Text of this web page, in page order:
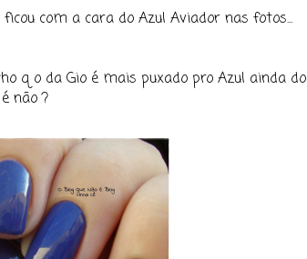
com a cara do Azul Aviador nas fotos...
q o da Gio é mais puxado pro Azul ainda do
não ?